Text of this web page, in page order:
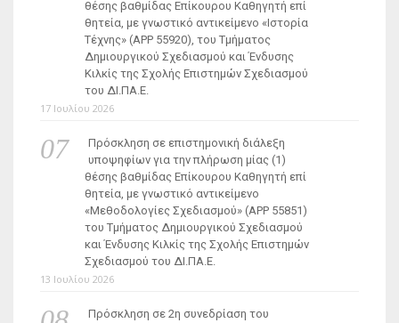
θέσης βαθμίδας Επίκουρου Καθηγητή επί
θητεία, με γνωστικό αντικείμενο «Ιστορία
Τέχνης» (ΑΡΡ 55920), του Τμήματος
Δημιουργικού Σχεδιασμού και Ένδυσης
Κιλκίς της Σχολής Επιστημών Σχεδιασμού
του ΔΙ.ΠΑ.Ε.
17 Ιουλίου 2026
Πρόσκληση σε επιστημονική διάλεξη
υποψηφίων για την πλήρωση μίας (1)
θέσης βαθμίδας Επίκουρου Καθηγητή επί
θητεία, με γνωστικό αντικείμενο
«Μεθοδολογίες Σχεδιασμού» (ΑΡΡ 55851)
του Τμήματος Δημιουργικού Σχεδιασμού
και Ένδυσης Κιλκίς της Σχολής Επιστημών
Σχεδιασμού του ΔΙ.ΠΑ.Ε.
13 Ιουλίου 2026
Πρόσκληση σε 2η συνεδρίαση του